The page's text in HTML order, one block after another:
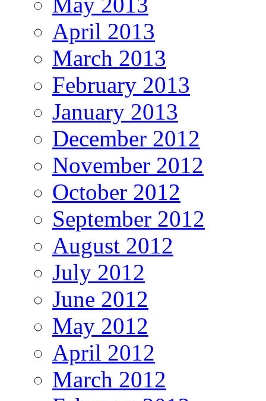
April 2013
March 2013
February 2013
January 2013
December 2012
November 2012
October 2012
September 2012
August 2012
July 2012
June 2012
May 2012
April 2012
March 2012